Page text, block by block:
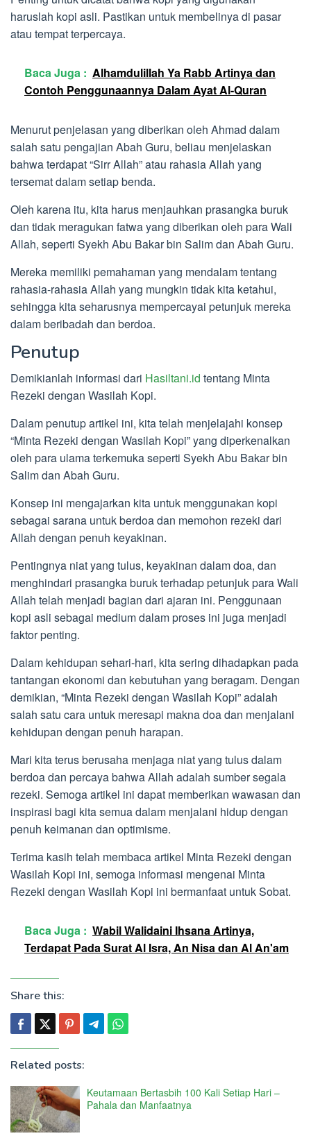
haruslah kopi asli. Pastikan untuk membelinya di pasar
atau tempat terpercaya.
Baca Juga : Alhamdulillah Ya Rabb Artinya dan
Contoh Penggunaannya Dalam Ayat Al-Quran
Menurut penjelasan yang diberikan oleh Ahmad dalam
salah satu pengajian Abah Guru, beliau menjelaskan
bahwa terdapat “Sirr Allah” atau rahasia Allah yang
tersemat dalam setiap benda.
Oleh karena itu, kita harus menjauhkan prasangka buruk
dan tidak meragukan fatwa yang diberikan oleh para Wali
Allah, seperti Syekh Abu Bakar bin Salim dan Abah Guru.
Mereka memiliki pemahaman yang mendalam tentang
rahasia-rahasia Allah yang mungkin tidak kita ketahui,
sehingga kita seharusnya mempercayai petunjuk mereka
dalam beribadah dan berdoa.
Penutup
Demikianlah informasi dari Hasiltani.id tentang Minta
Rezeki dengan Wasilah Kopi.
Dalam penutup artikel ini, kita telah menjelajahi konsep
“Minta Rezeki dengan Wasilah Kopi” yang diperkenalkan
oleh para ulama terkemuka seperti Syekh Abu Bakar bin
Salim dan Abah Guru.
Konsep ini mengajarkan kita untuk menggunakan kopi
sebagai sarana untuk berdoa dan memohon rezeki dari
Allah dengan penuh keyakinan.
Pentingnya niat yang tulus, keyakinan dalam doa, dan
menghindari prasangka buruk terhadap petunjuk para Wali
Allah telah menjadi bagian dari ajaran ini. Penggunaan
kopi asli sebagai medium dalam proses ini juga menjadi
faktor penting.
Dalam kehidupan sehari-hari, kita sering dihadapkan pada
tantangan ekonomi dan kebutuhan yang beragam. Dengan
demikian, “Minta Rezeki dengan Wasilah Kopi” adalah
salah satu cara untuk meresapi makna doa dan menjalani
kehidupan dengan penuh harapan.
Mari kita terus berusaha menjaga niat yang tulus dalam
berdoa dan percaya bahwa Allah adalah sumber segala
rezeki. Semoga artikel ini dapat memberikan wawasan dan
inspirasi bagi kita semua dalam menjalani hidup dengan
penuh keimanan dan optimisme.
Terima kasih telah membaca artikel Minta Rezeki dengan
Wasilah Kopi ini, semoga informasi mengenai Minta
Rezeki dengan Wasilah Kopi ini bermanfaat untuk Sobat.
Baca Juga : Wabil Walidaini Ihsana Artinya,
Terdapat Pada Surat Al Isra, An Nisa dan Al An'am
Share this:
Related posts:
Keutamaan Bertasbih 100 Kali Setiap Hari –
Pahala dan Manfaatnya